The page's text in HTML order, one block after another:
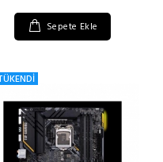
Sepete Ekle